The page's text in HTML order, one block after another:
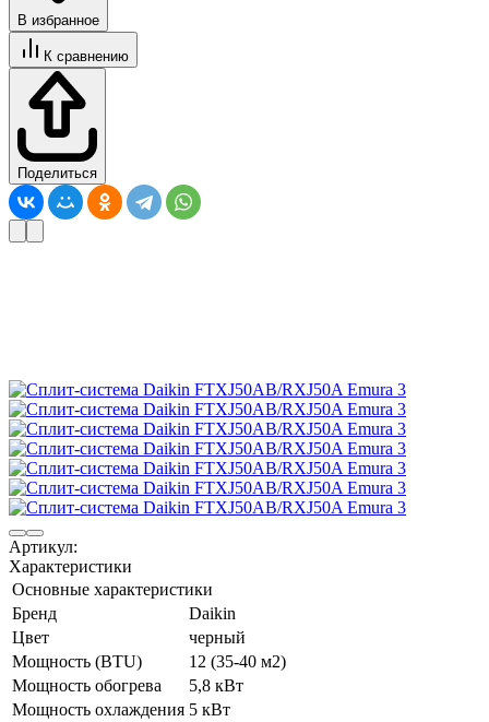
В избранное
К сравнению
Поделиться
Артикул:
Характеристики
Основные характеристики
Бренд
Daikin
Цвет
черный
Мощность (BTU)
12 (35-40 м2)
Мощность обогрева
5,8 кВт
Мощность охлаждения 5 кВт